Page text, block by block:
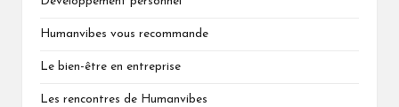
Humanvibes vous recommande
Le bien-être en entreprise
Les rencontres de Humanvibes